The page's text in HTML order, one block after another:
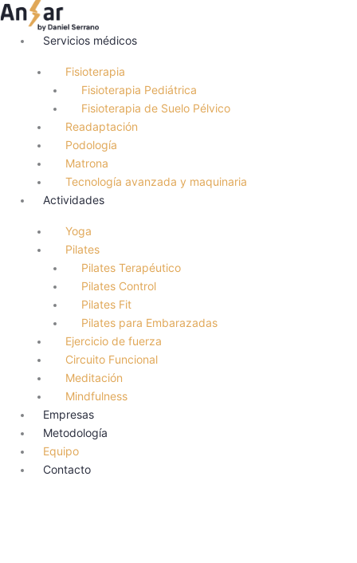
Ir
contenidoServicios médicos
Fisioterapia
Fisioterapia Pediátrica
Fisioterapia de Suelo Pélvico
Readaptación
Podología
Matrona
Tecnología avanzada y maquinaria
Actividades
Yoga
Pilates
Pilates Terapéutico
Pilates Control
Pilates Fit
Pilates para Embarazadas
Ejercicio de fuerza
Circuito Funcional
Meditación
Mindfulness
Empresas
Metodología
Equipo
Contacto